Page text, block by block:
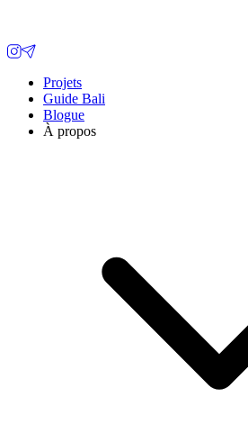
Projets
Guide Bali
Blogue
À propos